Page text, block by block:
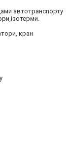
автотранспорту
кран